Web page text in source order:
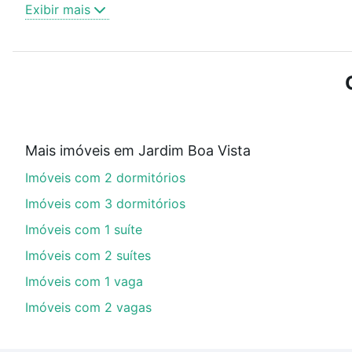
ou sem vaga de garagem para combinar
Imóveis à venda em Jardim Boa Vista, Guarapari, ES
Qual o preço de Imóveis à venda em Jardim Boa
Aqui na Loft temos a oferta ideal para você, com
financiamento imobiliário as parcelas podem se
portal quanto custa comprar um apartamento
Exibir mais
Mais imóveis em Jardim Boa Vista
Imóveis com 2 dormitórios
Imóveis com 3 dormitórios
Imóveis com 1 suíte
Imóveis com 2 suítes
Imóveis com 1 vaga
Imóveis com 2 vagas